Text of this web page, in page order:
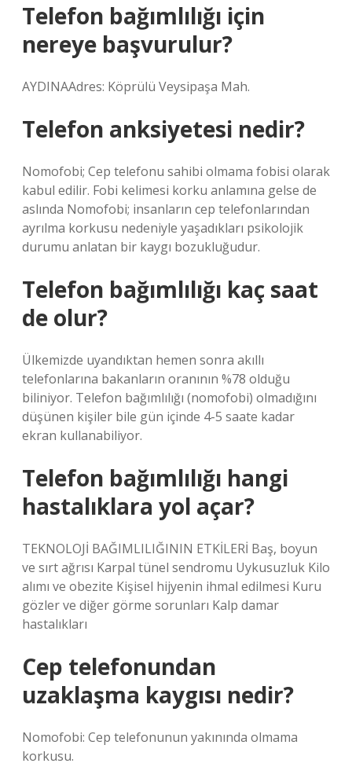
Telefon bağımlılığı için
nereye başvurulur?
AYDINAAdres: Köprülü Veysipaşa Mah.
Telefon anksiyetesi nedir?
Nomofobi; Cep telefonu sahibi olmama fobisi olarak
kabul edilir. Fobi kelimesi korku anlamına gelse de
aslında Nomofobi; insanların cep telefonlarından
ayrılma korkusu nedeniyle yaşadıkları psikolojik
durumu anlatan bir kaygı bozukluğudur.
Telefon bağımlılığı kaç saat
de olur?
Ülkemizde uyandıktan hemen sonra akıllı
telefonlarına bakanların oranının %78 olduğu
biliniyor. Telefon bağımlılığı (nomofobi) olmadığını
düşünen kişiler bile gün içinde 4-5 saate kadar
ekran kullanabiliyor.
Telefon bağımlılığı hangi
hastalıklara yol açar?
TEKNOLOJİ BAĞIMLILIĞININ ETKİLERİ Baş, boyun
ve sırt ağrısı Karpal tünel sendromu Uykusuzluk Kilo
alımı ve obezite Kişisel hijyenin ihmal edilmesi Kuru
gözler ve diğer görme sorunları Kalp damar
hastalıkları
Cep telefonundan
uzaklaşma kaygısı nedir?
Nomofobi: Cep telefonunun yakınında olmama
korkusu.